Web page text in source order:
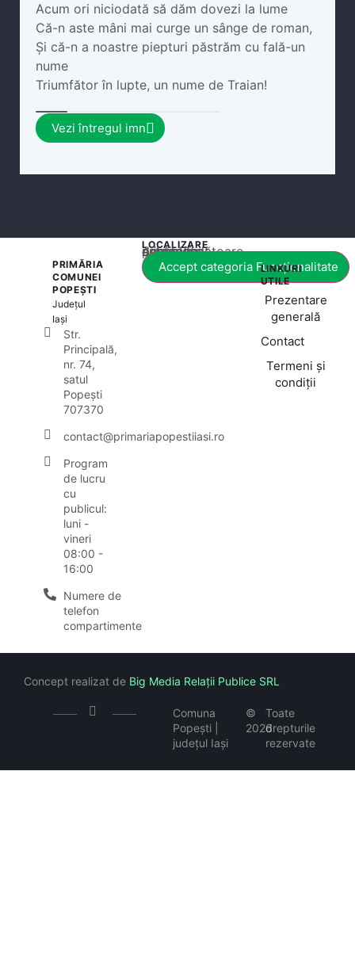
Acum ori niciodată să dăm dovezi la lume
Că-n aste mâni mai curge un sânge de roman,
Și că-n a noastre piepturi păstrăm cu fală-un
nume
Triumfător în lupte, un nume de Traian!
Vezi întregul imn
PRIMĂRIA
COMUNEI
POPEȘTI
Județul
Iași
Str.
Principală,
nr. 74,
satul
Popești
707370
contact@primariapopestiiasi.ro
Program
de lucru
cu
publicul:
luni -
vineri
08:00 -
16:00
Numere de
telefon
compartimente
LOCALIZARE
Acest conținut este blocat până când acceptați categoria corespunzătoare de cookie-uri.
Accept categoria Funcționalitate
LINKURI
UTILE
Prezentare
generală
Contact
Termeni și
condiții
Comuna
Popești |
județul Iași
©
2026
Toate
drepturile
rezervate
Concept realizat de Big Media Relații Publice SRL